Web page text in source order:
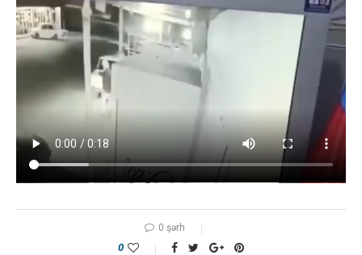
0 şərh
0